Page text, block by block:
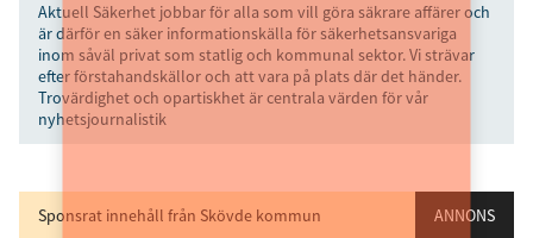
Aktuell Säkerhet jobbar för alla som vill göra säkrare affärer och
är därför en säker informationskälla för säkerhetsansvariga
inom såväl privat som statlig och kommunal sektor. Vi strävar
efter förstahandskällor och att vara på plats där det händer.
Trovärdighet och opartiskhet är centrala värden för vår
nyhetsjournalistik
Sponsrat innehåll från Skövde kommun ANNONS